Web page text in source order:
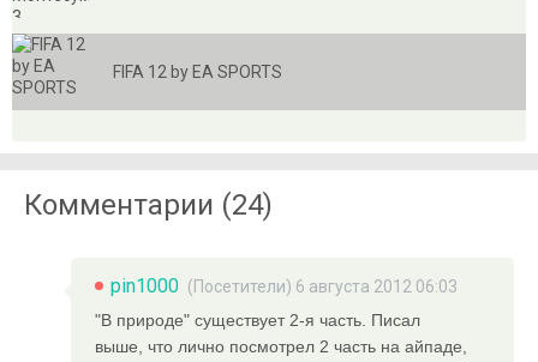
FIFA 12 by EA SPORTS
Комментарии (24)
pin1000 (Посетители) 6 августа 2012 06:03
"В природе" существует 2-я часть. Писал
выше, что лично посмотрел 2 часть на айпаде,